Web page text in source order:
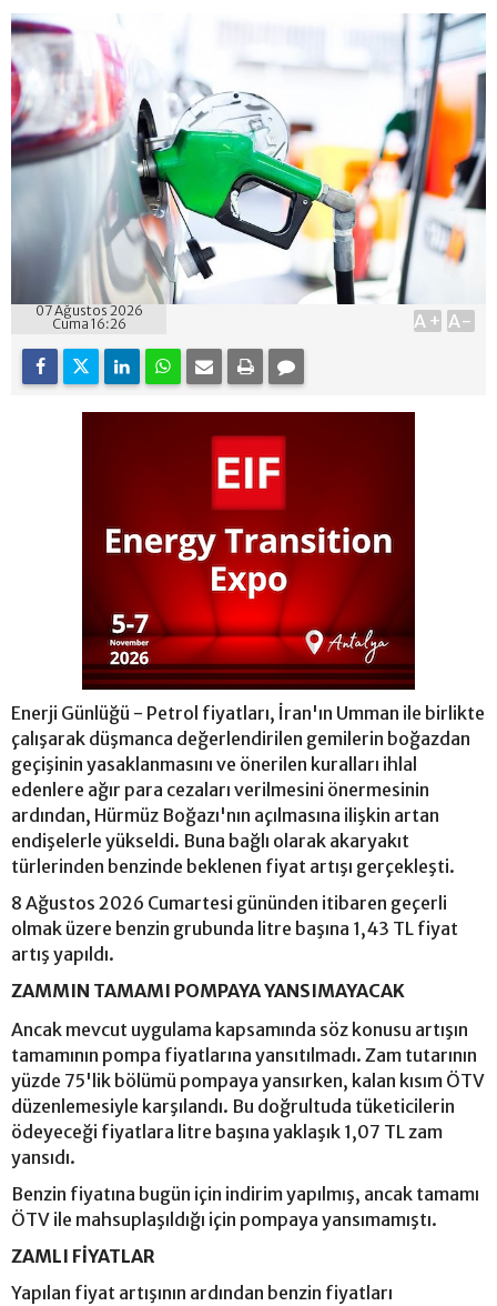
07 Ağustos 2026
Cuma 16:26
A+ A-
Enerji Günlüğü - Petrol fiyatları, İran'ın Umman ile birlikte
çalışarak düşmanca değerlendirilen gemilerin boğazdan
geçişinin yasaklanmasını ve önerilen kuralları ihlal
edenlere ağır para cezaları verilmesini önermesinin
ardından, Hürmüz Boğazı'nın açılmasına ilişkin artan
endişelerle yükseldi. Buna bağlı olarak akaryakıt
türlerinden benzinde beklenen fiyat artışı gerçekleşti.
8 Ağustos 2026 Cumartesi gününden itibaren geçerli
olmak üzere benzin grubunda litre başına 1,43 TL fiyat
artış yapıldı.
ZAMMIN TAMAMI POMPAYA YANSIMAYACAK
Ancak mevcut uygulama kapsamında söz konusu artışın
tamamının pompa fiyatlarına yansıtılmadı. Zam tutarının
yüzde 75'lik bölümü pompaya yansırken, kalan kısım ÖTV
düzenlemesiyle karşılandı. Bu doğrultuda tüketicilerin
ödeyeceği fiyatlara litre başına yaklaşık 1,07 TL zam
yansıdı.
Benzin fiyatına bugün için indirim yapılmış, ancak tamamı
ÖTV ile mahsuplaşıldığı için pompaya yansımamıştı.
ZAMLI FİYATLAR
Yapılan fiyat artışının ardından benzin fiyatları